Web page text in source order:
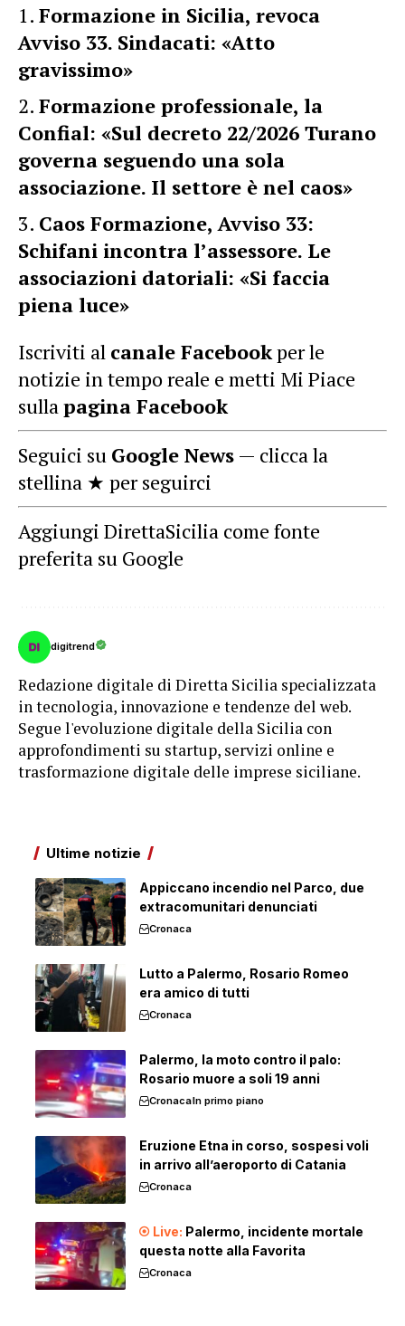
Formazione in Sicilia, revoca
Avviso 33. Sindacati: «Atto
gravissimo»
Formazione professionale, la
Confial: «Sul decreto 22/2026 Turano
governa seguendo una sola
associazione. Il settore è nel caos»
Caos Formazione, Avviso 33:
Schifani incontra l’assessore. Le
associazioni datoriali: «Si faccia
piena luce»
Iscriviti al canale Facebookper le
notizie in tempo reale e metti Mi Piace
sullapagina Facebook
Seguici su Google News — clicca la
stellina ★ per seguirci
Aggiungi DirettaSicilia come fonte
preferita su Google
digitrend
Redazione digitale di Diretta Sicilia specializzata
in tecnologia, innovazione e tendenze del web.
Segue l'evoluzione digitale della Sicilia con
approfondimenti su startup, servizi online e
trasformazione digitale delle imprese siciliane.
Ultime notizie
Appiccano incendio nel Parco, due
extracomunitari denunciati
Cronaca
Lutto a Palermo, Rosario Romeo
era amico di tutti
Cronaca
Palermo, la moto contro il palo:
Rosario muore a soli 19 anni
CronacaIn primo piano
Eruzione Etna in corso, sospesi voli
in arrivo all’aeroporto di Catania
Cronaca
Palermo, incidente mortale
questa notte alla Favorita
Cronaca